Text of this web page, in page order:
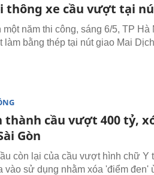
thông xe cầu vượt tại
một năm thi công, sáng 6/5, TP
làm bằng thép tại nút giao Mai
thành cầu vượt 400 tỷ,
Gòn
còn lại của cầu vượt hình chữ Y
vào sử dụng nhằm xóa 'điểm đen'